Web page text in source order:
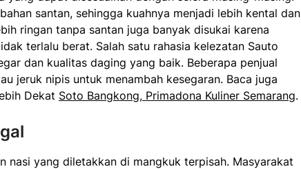
santan, sehingga kuahnya menjadi lebih kental dan
ringan tanpa santan juga banyak disukai karena
terlalu berat. Salah satu rahasia kelezatan Sauto
dan kualitas daging yang baik. Beberapa penjual
jeruk nipis untuk menambah kesegaran. Baca juga
Dekat Soto Bangkong, Primadona Kuliner Semarang.
nasi yang diletakkan di mangkuk terpisah. Masyarakat